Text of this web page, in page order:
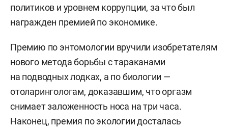
политиков и уровнем коррупции, за что был
награжден премией по экономике.
Премию по энтомологии вручили изобретателям
нового метода борьбы с тараканами
на подводных лодках, а по биологии —
отоларингологам, доказавшим, что оргазм
снимает заложенность носа на три часа.
Наконец, премия по экологии досталась